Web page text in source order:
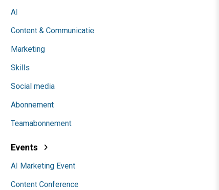
AI
Content & Communicatie
Marketing
Skills
Social media
Abonnement
Teamabonnement
Events
AI Marketing Event
Content Conference